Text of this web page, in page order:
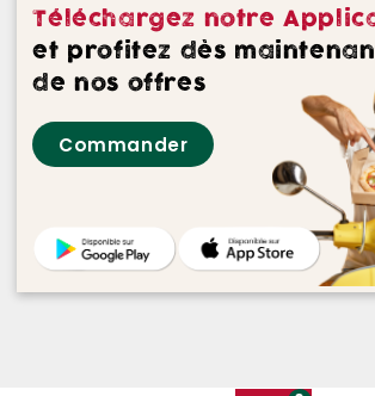
NOS VINS ROUGES
NOS VINS ROSES
NOS VINS BLANCS
Téléchargez notre
et profitez dès
de nos offres
Commander